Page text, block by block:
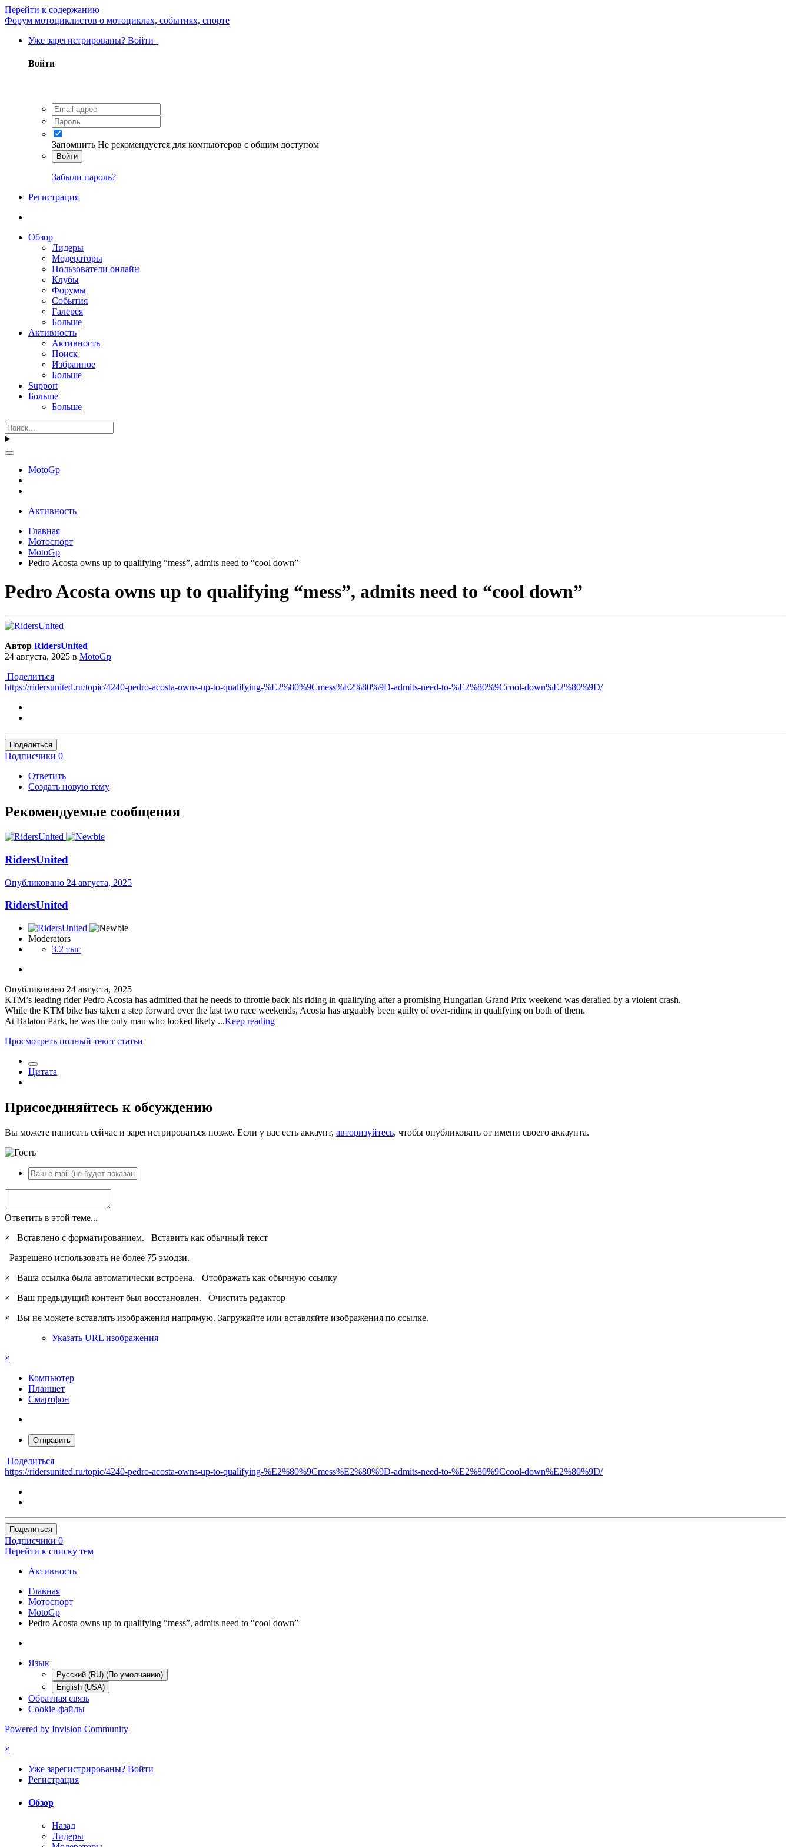
Перейти к содержанию
Форум мотоциклистов о мотоциклах, событиях, спорте
Уже зарегистрированы? Войти
Войти
Запомнить Не рекомендуется для компьютеров с общим доступом
Войти
Забыли пароль?
Регистрация
Обзор
Лидеры
Модераторы
Пользователи онлайн
Клубы
Форумы
События
Галерея
Больше
Активность
Активность
Поиск
Избранное
Больше
Support
Больше
Больше
MotoGp
Активность
Главная
Мотоспорт
MotoGp
Pedro Acosta owns up to qualifying “mess”, admits need to “cool down”
Pedro Acosta owns up to qualifying “mess”, admits need to “cool down”
Автор RidersUnited
24 августа, 2025 в MotoGp
Поделиться
https://ridersunited.ru/topic/4240-pedro-acosta-owns-up-to-qualifying-%E2%80%9Cmess%E2%80%9D-admits-need-to-%E2%80%9Ccool-down%E2%80%9D/
Поделиться
Подписчики 0
Ответить
Создать новую тему
Рекомендуемые сообщения
RidersUnited
Опубликовано 24 августа, 2025
RidersUnited
Moderators
3.2 тыс
Опубликовано 24 августа, 2025
KTM’s leading rider Pedro Acosta has admitted that he needs to throttle back his riding in qualifying after a promising Hungarian Grand Prix weekend was derailed by a violent crash.
While the KTM bike has taken a step forward over the last two race weekends, Acosta has arguably been guilty of over-riding in qualifying on both of them.
At Balaton Park, he was the only man who looked likely ...Keep reading
Просмотреть полный текст статьи
Цитата
Присоединяйтесь к обсуждению
Вы можете написать сейчас и зарегистрироваться позже. Если у вас есть аккаунт, авторизуйтесь, чтобы опубликовать от имени своего аккаунта.
Ответить в этой теме...
×
Вставлено с форматированием. Вставить как обычный текст
Разрешено использовать не более 75 эмодзи.
×
Ваша ссылка была автоматически встроена. Отображать как обычную ссылку
×
Ваш предыдущий контент был восстановлен. Очистить редактор
×
Вы не можете вставлять изображения напрямую. Загружайте или вставляйте изображения по ссылке.
Указать URL изображения
×
Компьютер
Планшет
Смартфон
Отправить
Поделиться
https://ridersunited.ru/topic/4240-pedro-acosta-owns-up-to-qualifying-%E2%80%9Cmess%E2%80%9D-admits-need-to-%E2%80%9Ccool-down%E2%80%9D/
Поделиться
Подписчики 0
Перейти к списку тем
Активность
Главная
Мотоспорт
MotoGp
Pedro Acosta owns up to qualifying “mess”, admits need to “cool down”
Язык
Русский (RU) (По умолчанию)
English (USA)
Обратная связь
Cookie-файлы
Powered by Invision Community
×
Уже зарегистрированы? Войти
Регистрация
Обзор
Назад
Лидеры